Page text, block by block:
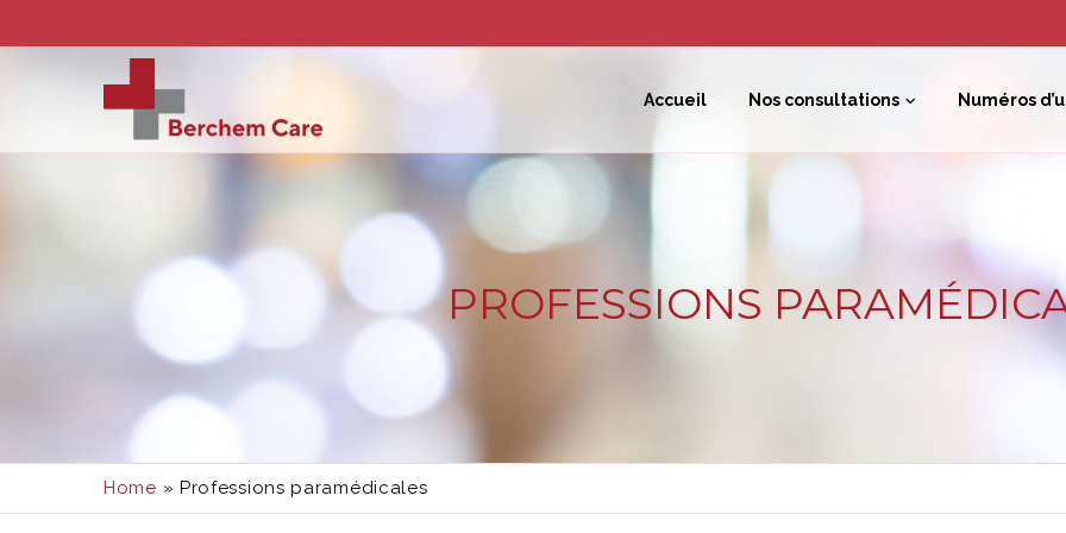
Accueil Nos consultations Numéros
PROFESSIONS
Home » Professions paramédicales